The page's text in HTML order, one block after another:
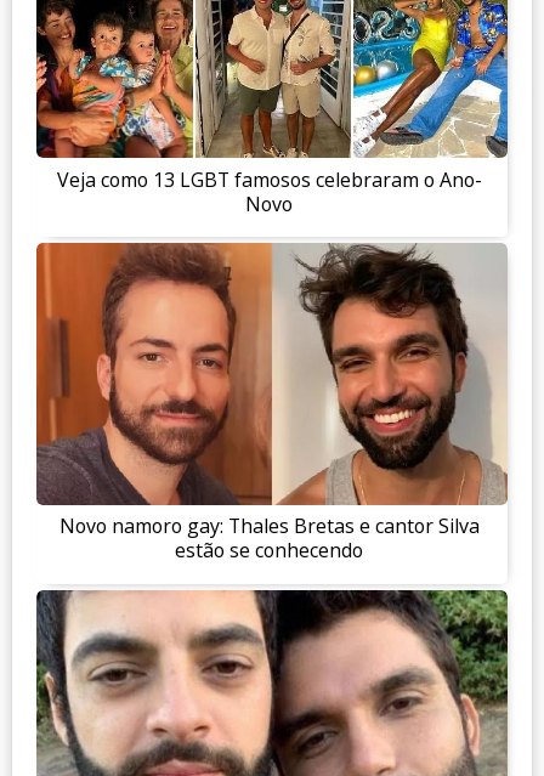
Veja como 13 LGBT famosos celebraram o Ano-
Novo
Novo namoro gay: Thales Bretas e cantor Silva
estão se conhecendo